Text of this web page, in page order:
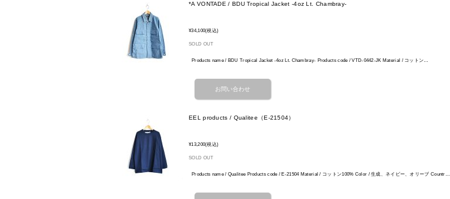
*A VONTADE / BDU Tropical Jacket -4oz Lt. Chambray-
¥34,100(税込)
SOLD OUT
Products name / BDU Tropical Jacket -4oz Lt. Chambray- Products code / VTD-0442-JK Material / コットン…
EEL products / Qualitee（E-21504）
¥13,200(税込)
SOLD OUT
Products name / Qualitee Products code / E-21504 Material / コットン100% Color / 生成、ネイビー、オリーブ Countr…